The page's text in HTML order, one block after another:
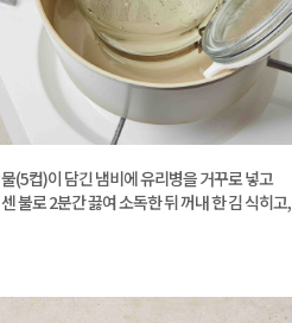
물(5컵)이 담긴 냄비에 유리병을 거꾸로 넣고
센 불로 2분간 끓여 소독한 뒤 꺼내 한 김 식히고,